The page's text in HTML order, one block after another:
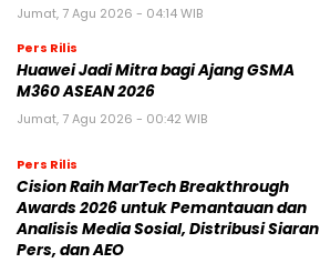
Jumat, 7 Agu 2026 - 04:14 WIB
Pers Rilis
Huawei Jadi Mitra bagi Ajang GSMA
M360 ASEAN 2026
Jumat, 7 Agu 2026 - 00:42 WIB
Pers Rilis
Cision Raih MarTech Breakthrough
Awards 2026 untuk Pemantauan dan
Analisis Media Sosial, Distribusi Siaran
Pers, dan AEO